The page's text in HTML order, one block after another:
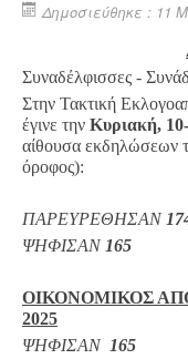
Δημοσιεύθηκε : 11
Συναδέλφισσες -
Στην Τακτική
έγινε την Κυριακή,
αίθουσα εκδηλώσεων
όροφος):
ΠΑΡΕΥΡΕΘΗΣΑΝ
ΨΗΦΙΣΑΝ165
ΟΙΚΟΝΟΜΙΚΟΣ
2025
ΨΗΦΙΣΑΝ 165